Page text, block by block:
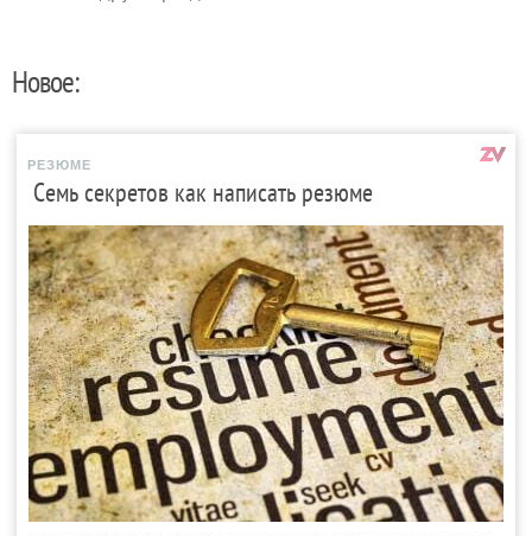
Новое:
РЕЗЮМЕ
Семь секретов как написать резюме